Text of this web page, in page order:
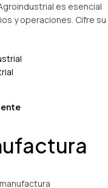
es esencial
y operaciones. Cifre su